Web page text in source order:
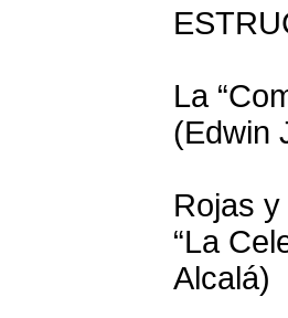
La
(Edwin
Rojas
“La
Alcalá)